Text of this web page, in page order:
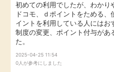
即日還元
アンケート
暮らし
初めての利用でしたが、わかり
ドコモ、ｄポイントをためる
イントを利用している人には
制度の変更、ポイント付与があ
た。
2025-04-25 11:54
0人が参考にしました